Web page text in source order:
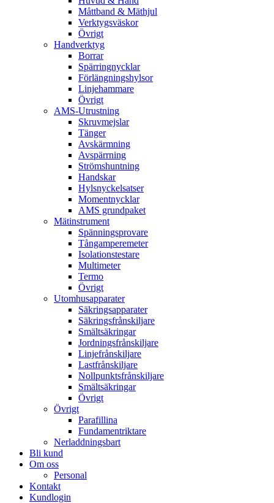
Måttband & Mäthjul
Verktygsväskor
Övrigt
Handverktyg
Borrar
Spärringnycklar
Förlängningshylsor
Linjehammare
Övrigt
AMS-Utrustning
Skruvmejslar
Tänger
Avskärmning
Avspärrning
Strömshuntning
Handskar
Hylsnyckelsatser
Momentnycklar
AMS grundpaket
Mätinstrument
Spänningsprovare
Tångamperemeter
Isolationstestare
Multimeter
Termo
Övrigt
Utomhusapparater
Säkringsapparater
Säkringsfrånskiljare
Smältsäkringar
Jordningsfrånskiljare
Linjefrånskiljare
Lastfrånskiljare
Nollpunktsfrånskiljare
Smältsäkringar
Övrigt
Övrigt
Parafillina
Fundamentriktare
Nerladdningsbart
Bli kund
Om oss
Personal
Kontakt
Kundlogin